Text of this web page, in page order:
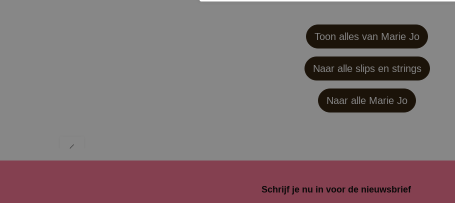
Toon alles van Marie Jo
Naar alle slips en strings
Naar alle Marie Jo
Schrijf je nu in voor de nieuwsbrief